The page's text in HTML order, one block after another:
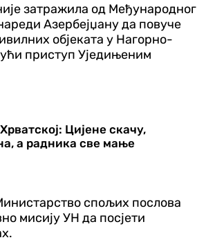
затражила од Међународног
Азербејџану да повуче
објеката у Нагорно-
приступ Уједињеним
Цијене скачу,
а радника све мање
спољих послова
мисију УН да посјети